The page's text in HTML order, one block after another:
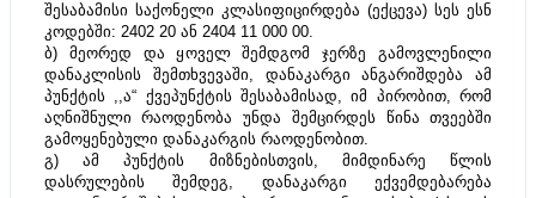
შესაბამისი საქონელი კლასიფიცირდება (ექცევა) სეს ესნ
კოდებში: 2402 20 ან 2404 11 000 00.
ბ) მეორედ და ყოველ შემდგომ ჯერზე გამოვლენილი
დანაკლისის შემთხვევაში, დანაკარგი ანგარიშდება ამ
პუნქტის ,,ა“ ქვეპუნქტის შესაბამისად, იმ პირობით, რომ
აღნიშნული რაოდენობა უნდა შემცირდეს წინა თვეებში
გამოყენებული დანაკარგის რაოდენობით.
გ) ამ პუნქტის მიზნებისთვის, მიმდინარე წლის
დასრულების შემდეგ, დანაკარგი ექვემდებარება